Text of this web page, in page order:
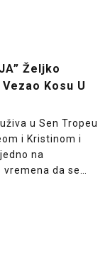
Željko
Kosu U
u Sen Tropeu
i Kristinom i
na
vremena da se…